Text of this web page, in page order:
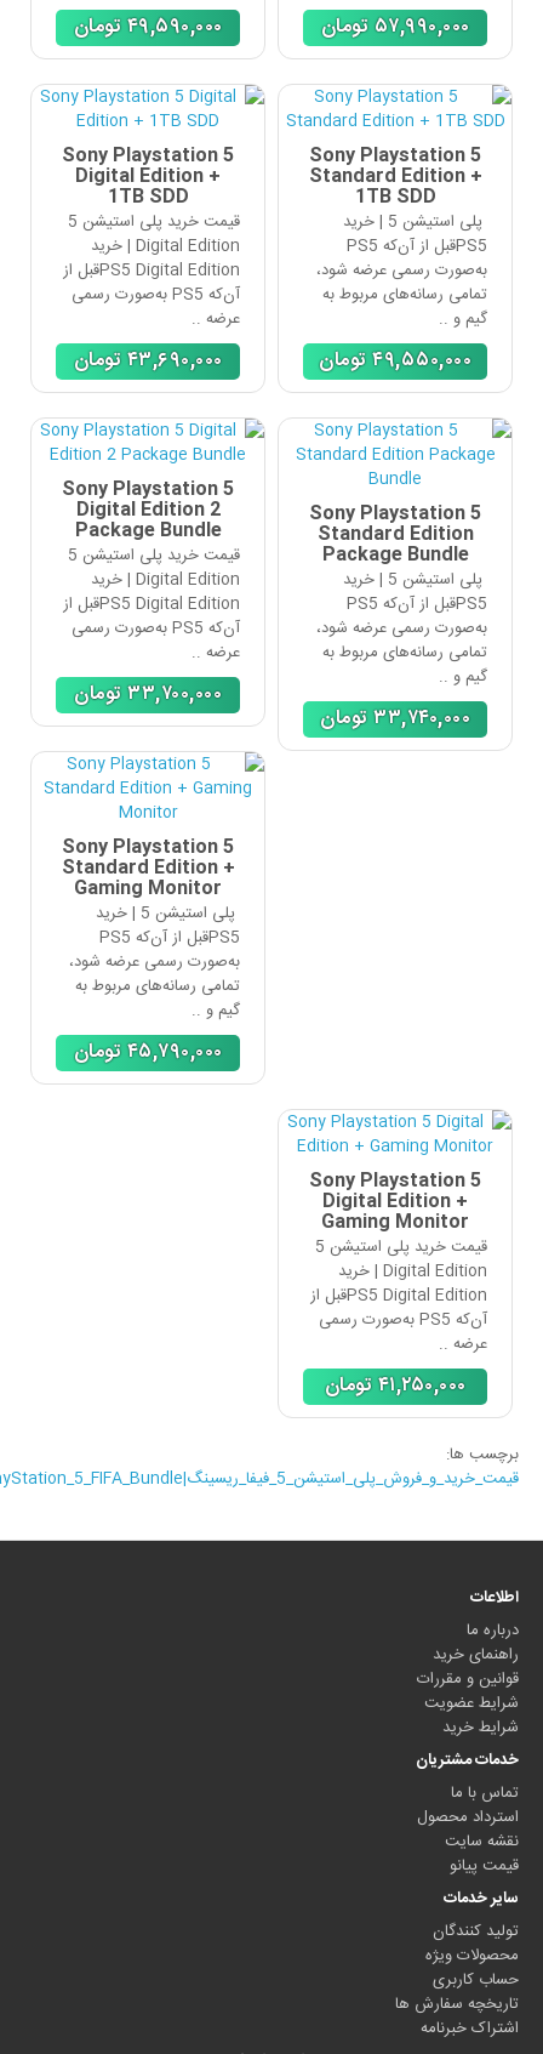
۵٧,٩٩٠,٠٠٠ تومان ۴٩,۵٩٠,٠٠٠ تومان
Sony Playstation 5
Standard Edition +
1TB SDD
پلی استیشن 5 | خرید
PS5قبل از آن‌که PS5
به‌صورت رسمی عرضه شود،
تمامی رسانه‌های مربوط به
گیم و ..
۴٩,۵۵٠,٠٠٠ تومان
Sony Playstation 5
Digital Edition +
1TB SDD
قیمت خرید پلی استیشن 5
Digital Edition | خرید
PS5 Digital Editionقبل از
آن‌که PS5 به‌صورت رسمی
عرضه ..
۴٣,۶٩٠,٠٠٠ تومان
Sony Playstation 5
Standard Edition
Package Bundle
پلی استیشن 5 | خرید
PS5قبل از آن‌که PS5
به‌صورت رسمی عرضه شود،
تمامی رسانه‌های مربوط به
گیم و ..
٣٣,٧۴٠,٠٠٠ تومان
Sony Playstation 5
Digital Edition 2
Package Bundle
قیمت خرید پلی استیشن 5
Digital Edition | خرید
PS5 Digital Editionقبل از
آن‌که PS5 به‌صورت رسمی
عرضه ..
٣٣,٧٠٠,٠٠٠تومان
Sony Playstation 5
Standard Edition +
Gaming Monitor
پلی استیشن 5 | خرید
PS5قبل از آن‌که PS5
به‌صورت رسمی عرضه شود،
تمامی رسانه‌های مربوط به
گیم و ..
۴۵,٧٩٠,٠٠٠ تومان
Sony Playstation 5
Digital Edition +
Gaming Monitor
قیمت خرید پلی استیشن 5
Digital Edition | خرید
PS5 Digital Editionقبل از
آن‌که PS5 به‌صورت رسمی
عرضه ..
۴١,٢۵٠,٠٠٠ تومان
برچسب ها:
قیمت_خرید_و_فروش_پلی_استیشن_5_فیفا_ریسینگ|PlayStation_5_FIFA_Bundle
اطلاعات
درباره ما
راهنمای خرید
قوانین و مقررات
شرایط عضویت
شرایط خرید
خدمات مشتریان
تماس با ما
استرداد محصول
نقشه سایت
قیمت پیانو
سایر خدمات
تولید کنندگان
محصولات ویژه
حساب کاربری
تاریخچه سفارش ها
اشتراک خبرنامه